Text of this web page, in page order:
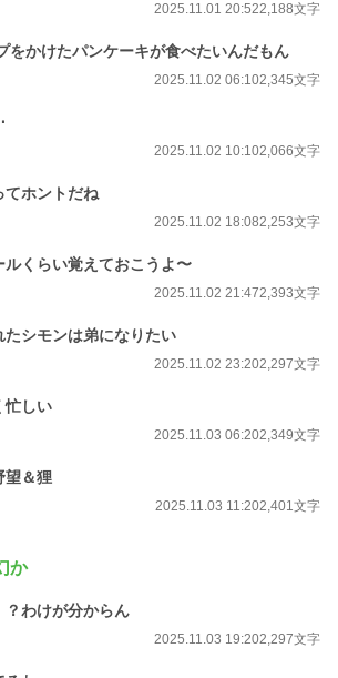
2025.11.01 20:522,188文字
をかけたパンケーキが食べたいんだもん
2025.11.02 06:102,345文字
2025.11.02 10:102,066文字
てホントだね
2025.11.02 18:082,253文字
くらい覚えておこうよ〜
2025.11.02 21:472,393文字
シモンは弟になりたい
2025.11.02 23:202,297文字
忙しい
2025.11.03 06:202,349文字
望＆狸
2025.11.03 11:202,401文字
か
わけが分からん
2025.11.03 19:202,297文字